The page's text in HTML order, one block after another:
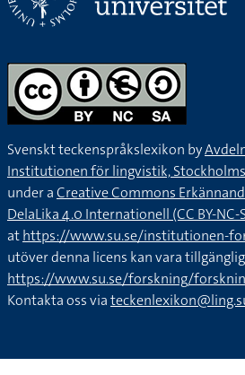
Svenskt teckenspråkslexikon by
Institutionen för lingvistik,
under aCreative Commons
DelaLika 4.0 Internationell (CC BY-NC-
athttps://www.su.se/institutionen-
utöver denna licens kan vara
https://www.su.se/forskning/
Kontakta oss via